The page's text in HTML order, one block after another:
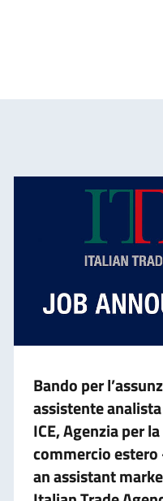
Bando per
assistente
ICE, Agenzia per
commercio
an assistant